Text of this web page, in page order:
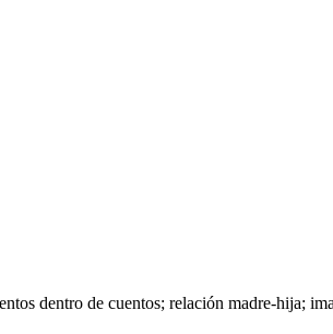
dentro de cuentos; relación madre-hija;